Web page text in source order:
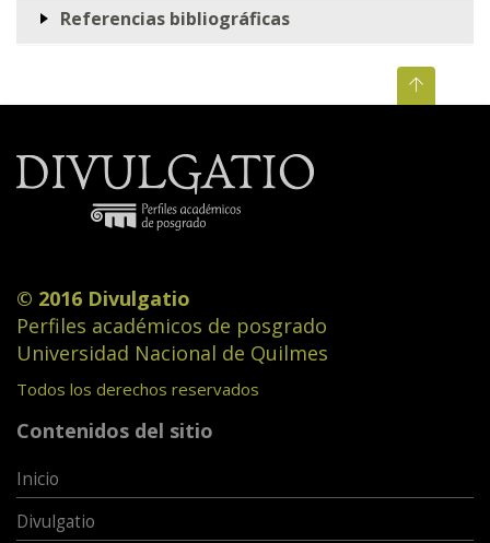
Referencias bibliográficas
© 2016 Divulgatio
Perfiles académicos de posgrado
Universidad Nacional de Quilmes
Todos los derechos reservados
Contenidos del sitio
Inicio
Divulgatio